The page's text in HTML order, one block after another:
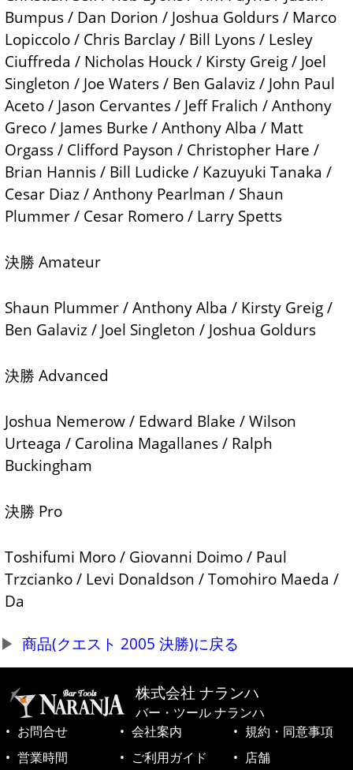
Bumpus / Dan Dorion / Joshua Goldurs / Marco
Lopiccolo / Chris Barclay / Bill Lyons / Lesley
Ciuffreda / Nicholas Houck / Kirsty Greig / Joel
Singleton / Joe Waters / Ben Galaviz / John Paul
Aceto / Jason Cervantes / Jeff Fralich / Anthony
Greco / James Burke / Anthony Alba / Matt
Orgass / Clifford Payson / Christopher Hare /
Brian Hannis / Bill Ludicke / Kazuyuki Tanaka /
Cesar Diaz / Anthony Pearlman / Shaun
Plummer / Cesar Romero / Larry Spetts
決勝 Amateur
Shaun Plummer / Anthony Alba / Kirsty Greig /
Ben Galaviz / Joel Singleton / Joshua Goldurs
決勝 Advanced
Joshua Nemerow / Edward Blake / Wilson
Urteaga / Carolina Magallanes / Ralph
Buckingham
決勝 Pro
Toshifumi Moro / Giovanni Doimo / Paul
Trzcianko / Levi Donaldson / Tomohiro Maeda /
Da
商品(クエスト 2005 決勝)に戻る
株式会社 ナランハ
バー・ツール ナランハ
お問合せ
会社案内
規約・同意事項
営業時間
ご利用ガイド 店舗